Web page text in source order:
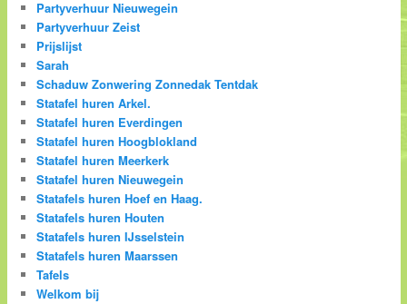
Partyverhuur Nieuwegein
Partyverhuur Zeist
Prijslijst
Sarah
Schaduw Zonwering Zonnedak Tentdak
Statafel huren Arkel.
Statafel huren Everdingen
Statafel huren Hoogblokland
Statafel huren Meerkerk
Statafel huren Nieuwegein
Statafels huren Hoef en Haag.
Statafels huren Houten
Statafels huren IJsselstein
Statafels huren Maarssen
Tafels
Welkom bij